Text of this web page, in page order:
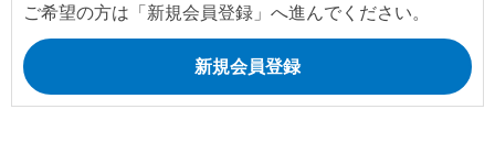
ご希望の方は「新規会員登録」へ進んでください。